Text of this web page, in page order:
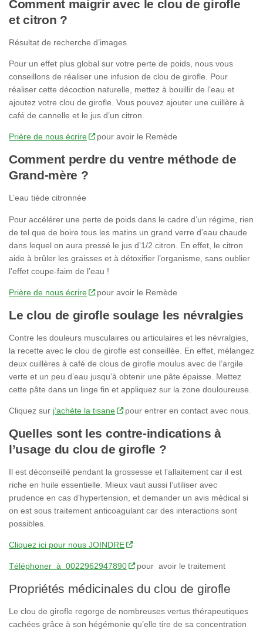
Comment maigrir avec le clou de girofle
et citron ?
Résultat de recherche d’images
Pour un effet plus global sur votre perte de poids, nous vous
conseillons de réaliser une infusion de clou de girofle. Pour
réaliser cette décoction naturelle, mettez à bouillir de l’eau et
ajoutez votre clou de girofle. Vous pouvez ajouter une cuillère à
café de cannelle et le jus d’un citron.
Prière de nous écrire pour avoir le Remède
Comment perdre du ventre méthode de
Grand-mère ?
L’eau tiède citronnée
Pour accélérer une perte de poids dans le cadre d’un régime, rien
de tel que de boire tous les matins un grand verre d’eau chaude
dans lequel on aura pressé le jus d’1/2 citron. En effet, le citron
aide à brûler les graisses et à détoxifier l’organisme, sans oublier
l’effet coupe-faim de l’eau !
Prière de nous écrire pour avoir le Remède
Le clou de girofle soulage les névralgies
Contre les douleurs musculaires ou articulaires et les névralgies,
la recette avec le clou de girofle est conseillée. En effet, mélangez
deux cuillères à café de clous de girofle moulus avec de l’argile
verte et un peu d’eau jusqu’à obtenir une pâte épaisse. Mettez
cette pâte dans un linge fin et appliquez sur la zone douloureuse.
Cliquez sur j’achète la tisane pour entrer en contact avec nous.
Quelles sont les contre-indications à
l’usage du clou de girofle ?
Il est déconseillé pendant la grossesse et l’allaitement car il est
riche en huile essentielle. Mieux vaut aussi l’utiliser avec
prudence en cas d’hypertension, et demander un avis médical si
on est sous traitement anticoagulant car des interactions sont
possibles.
Cliquez ici pour nous JOINDRE
Téléphoner à 0022962947890 pour avoir le traitement
Propriétés médicinales du clou de girofle
Le clou de girofle regorge de nombreuses vertus thérapeutiques
cachées grâce à son hégémonie qu’elle tire de sa concentration